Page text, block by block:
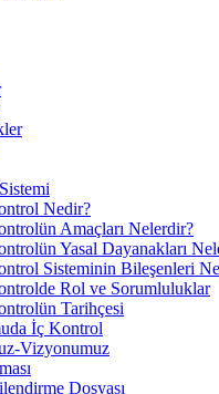
Nedir?
Amaçları Nelerdir?
Yasal Dayanakları
Sisteminin Bileşenleri
Rol ve Sorumluluklar
Tarihçesi
İç Kontrol
Vizyonumuz
Dosyası